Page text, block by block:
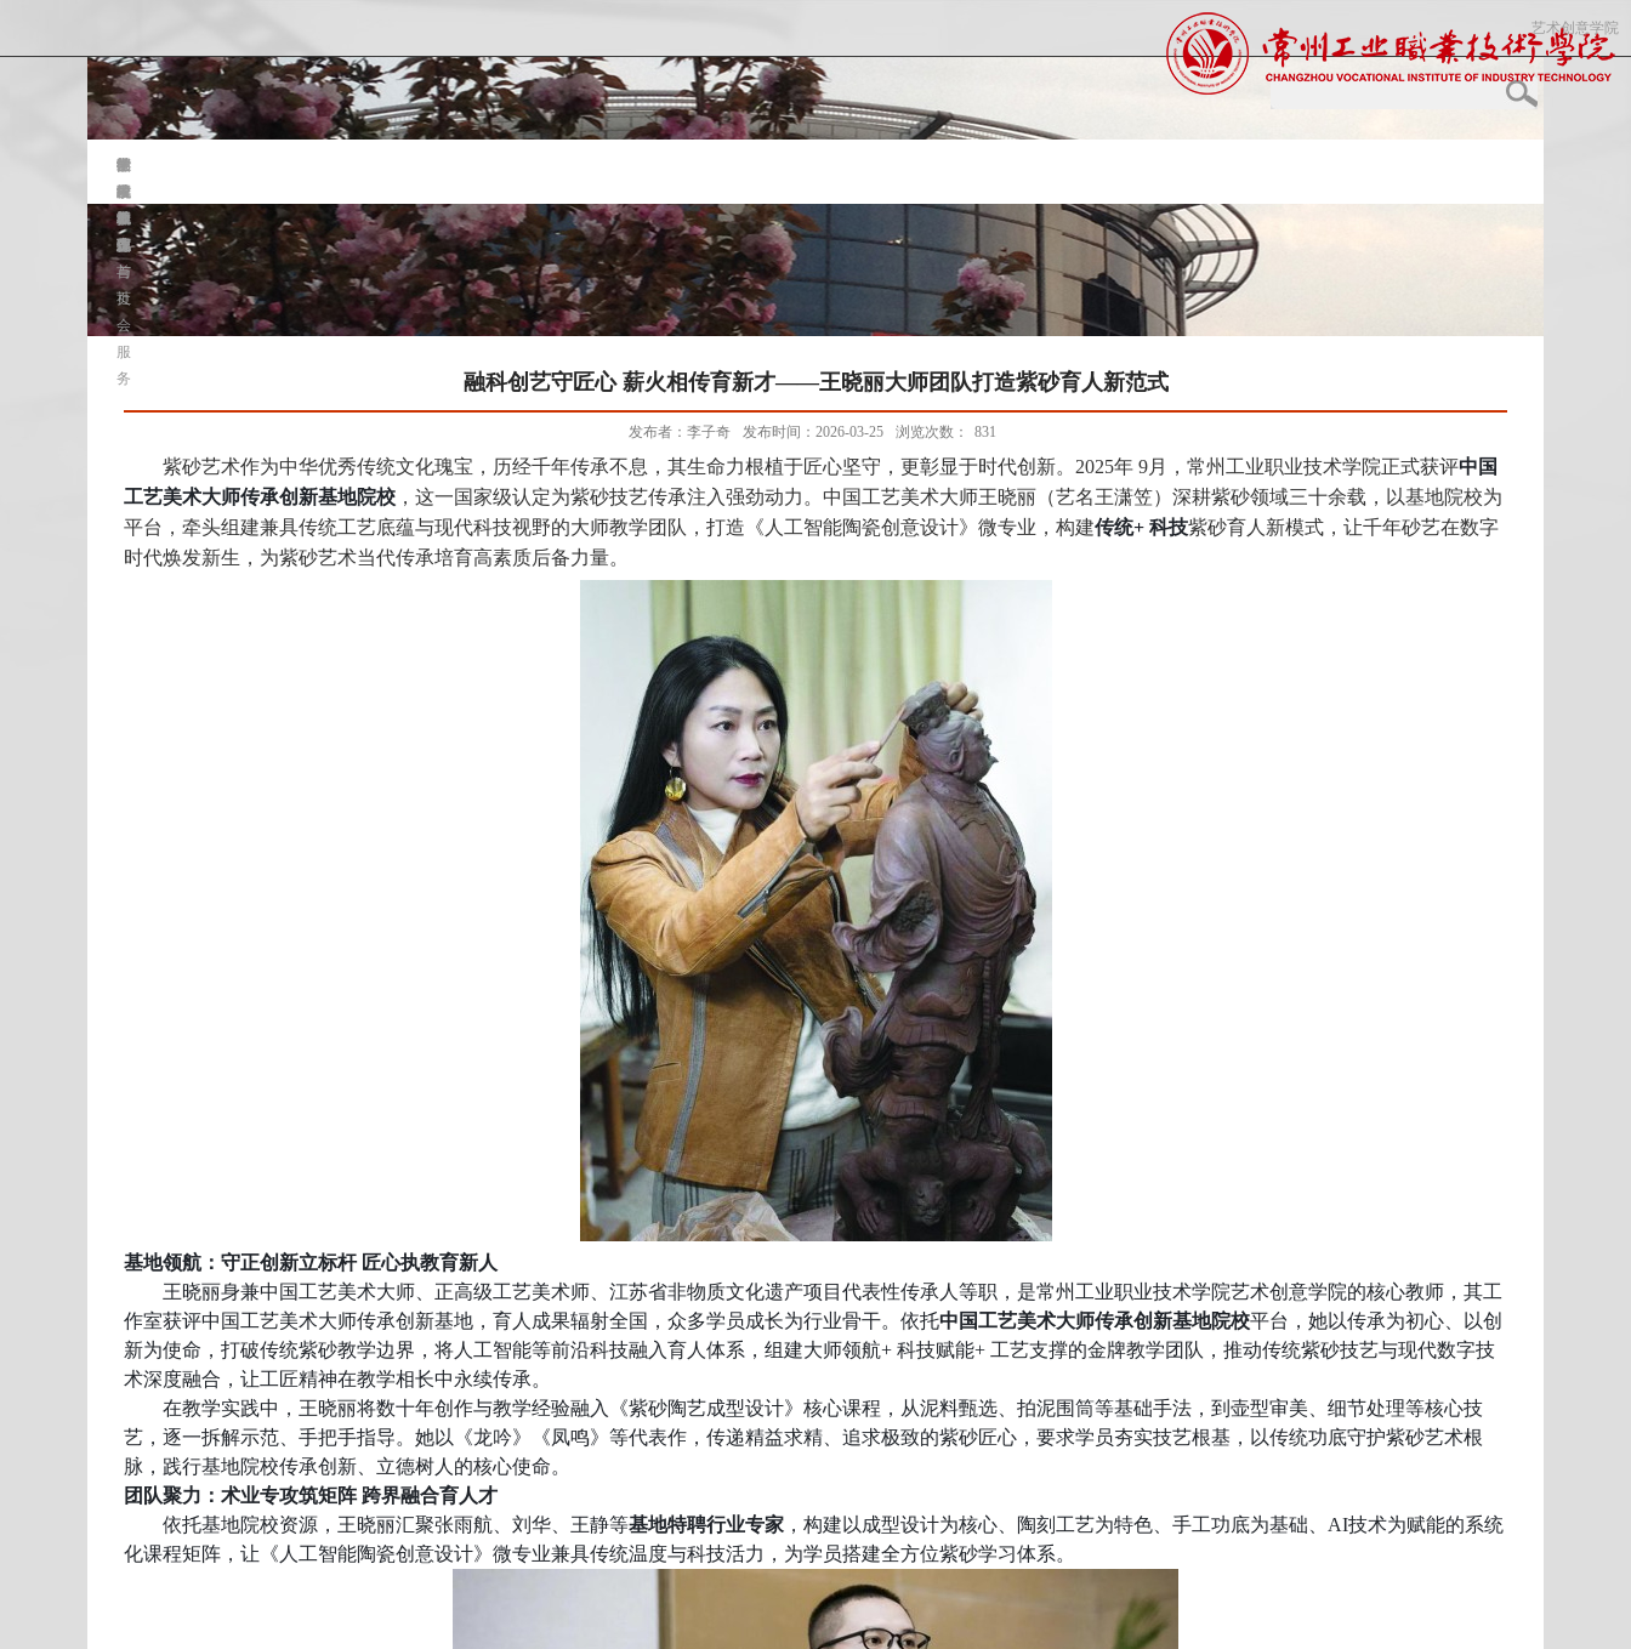
艺术创意学院
学
校
首
页
艺
术
学
院
首
页
学
院
概
况
专
业
介
绍
教
研
动
态
团
学
工
作
党
群
工
作
招
生
就
业
继
续
教
育
与
社
会
服
务
融科创艺守匠心 薪火相传育新才——王晓丽大师团队打造紫砂育人新范式
发布者：李子奇 发布时间：2026-03-25 浏览次数： 831
紫砂艺术作为中华优秀传统文化瑰宝，历经千年传承不息，其生命力根植于匠心坚守，更彰显于时代创新。 2025年 9月 ，常州工业职业技术学院正式获评中国
工艺美术大师传承创新基地院校 ，这一国家级认定为紫砂技艺传承注入强劲动力。中国工艺美术大师王晓丽（艺名王潇笠）深耕紫砂领域三十余载，以基地院校为
平台，牵头组建兼具传统工艺底蕴与现代科技视野的大师教学团队，打造《人工智能陶瓷创意设计》微专业，构建传统+ 科技紫砂育人新模式，让千年砂艺在数字
时代焕发新生，为紫砂艺术当代传承培育高素质后备力量。
基地领航：守正创新立标杆 匠心执教育新人
王晓丽身兼中国工艺美术大师、正高级工艺美术师、江苏省非物质文化遗产项目代表性传承人等职 ，是常州工业职业技术学院艺术创意学院的核心教师，其工
作室获评中国工艺美术大师传承创新基地 ，育人成果辐射全国，众多学员成长为行业骨干。依托中国工艺美术大师传承创新基地院校平台，她以传承为初心、以创
新为使命，打破传统紫砂教学边界，将人工智能等前沿科技融入育人体系，组建大师领航+ 科技赋能+ 工艺支撑的金牌教学团队，推动传统紫砂技艺与现代数字技
术深度融合，让工匠精神在教学相长中永续传承。
在教学实践中，王晓丽将数十年创作与教学经验融入《紫砂陶艺成型设计》核心课程，从泥料甄选、拍泥围筒等基础手法，到壶型审美、细节处理等核心技
艺，逐一拆解示范、手把手指导。她以《龙吟》《凤鸣》等代表作，传递精益求精、追求极致的紫砂匠心，要求学员夯实技艺根基，以传统功底守护紫砂艺术根
脉，践行基地院校传承创新、立德树人 的核心使命。
团队聚力： 术业专攻筑矩阵 跨界融合育人才
依托基地院校资源，王晓丽汇聚张雨航、刘华、王静等基地特聘行业专家 ， 构建以 成型设计为核心、陶刻工艺为特色、手工功底为基础、 AI技术为赋能的系统
化课程矩阵，让《人工智能陶瓷创意设计》微专业兼具传统温度与科技活力，为学员搭建全方位紫砂学习体系。